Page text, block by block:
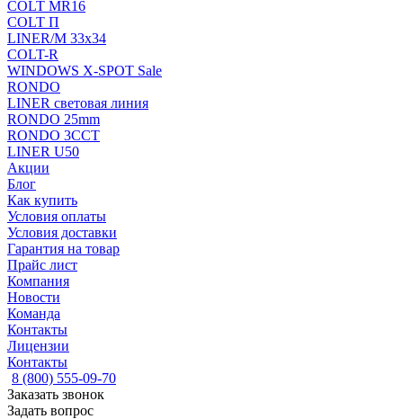
COLT MR16
COLT П
LINER/М 33х34
COLT-R
WINDOWS X-SPOT Sale
RONDO
LINER световая линия
RONDO 25mm
RONDO 3CCT
LINER U50
Акции
Блог
Как купить
Условия оплаты
Условия доставки
Гарантия на товар
Прайс лист
Компания
Новости
Команда
Контакты
Лицензии
Контакты
8 (800) 555-09-70
Заказать звонок
Задать вопрос